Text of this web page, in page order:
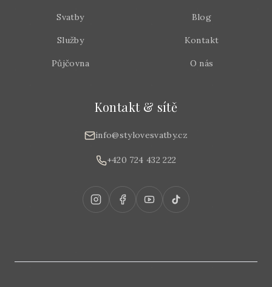
Svatby
Služby
Půjčovna
Blog
Kontakt
O nás
Kontakt & sítě
info@stylovesvatby.cz
+420 724 432 222